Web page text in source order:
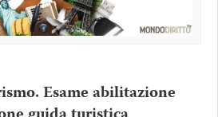
Esame abilitazione